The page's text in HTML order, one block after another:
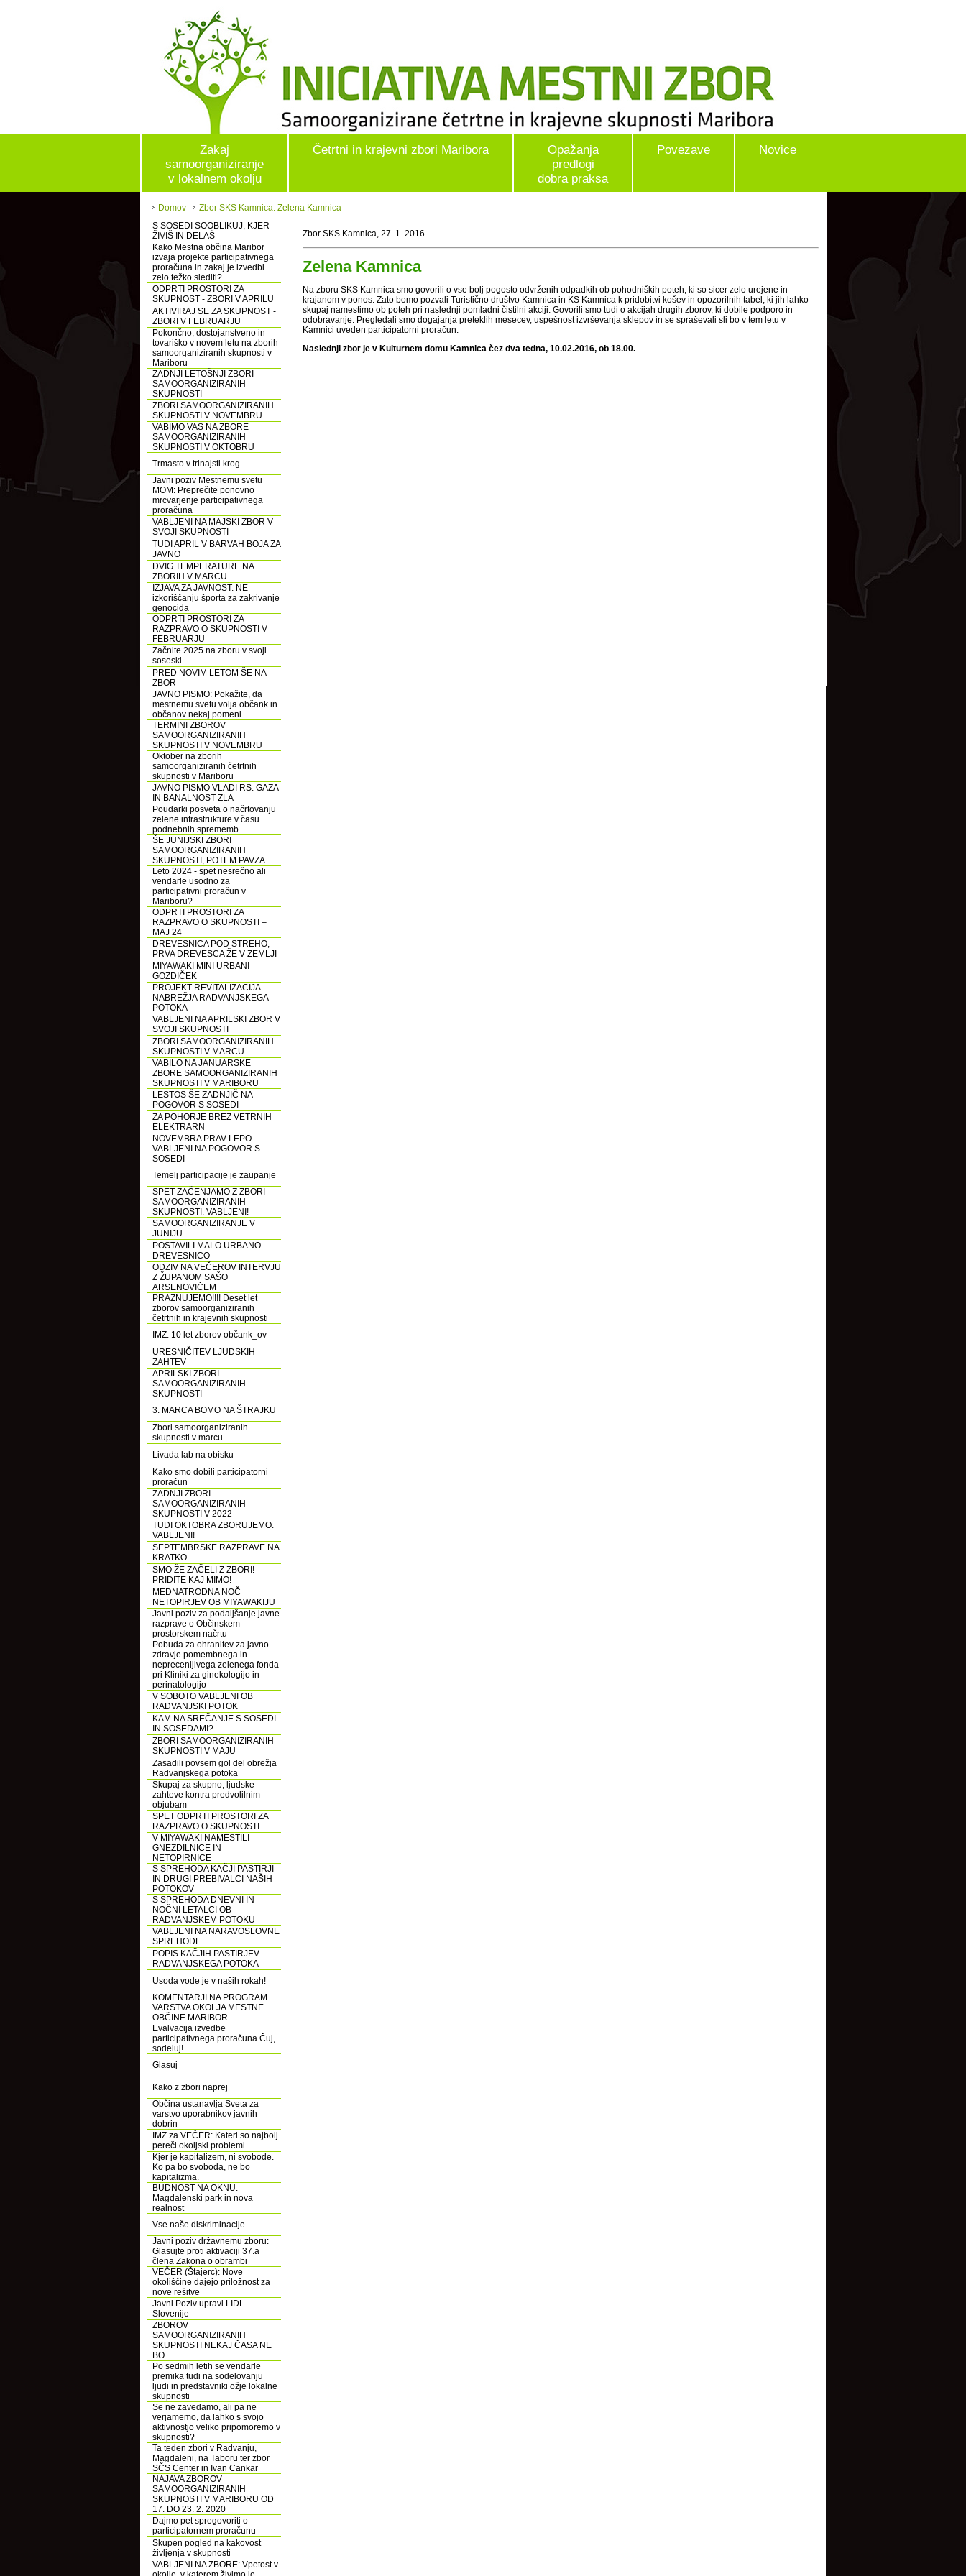
Zakaj
samoorganiziranje
v lokalnem okolju
Četrtni in krajevni zbori Maribora
Opažanja
predlogi
dobra praksa
Povezave Novice
Domov
Zbor SKS Kamnica: Zelena Kamnica
S SOSEDI SOOBLIKUJ, KJER
ŽIVIŠ IN DELAŠ
Kako Mestna občina Maribor
izvaja projekte participativnega
proračuna in zakaj je izvedbi
zelo težko slediti?
ODPRTI PROSTORI ZA
SKUPNOST - ZBORI V APRILU
AKTIVIRAJ SE ZA SKUPNOST -
ZBORI V FEBRUARJU
Pokončno, dostojanstveno in
tovariško v novem letu na zborih
samoorganiziranih skupnosti v
Mariboru
ZADNJI LETOŠNJI ZBORI
SAMOORGANIZIRANIH
SKUPNOSTI
ZBORI SAMOORGANIZIRANIH
SKUPNOSTI V NOVEMBRU
VABIMO VAS NA ZBORE
SAMOORGANIZIRANIH
SKUPNOSTI V OKTOBRU
Trmasto v trinajsti krog
Javni poziv Mestnemu svetu
MOM: Preprečite ponovno
mrcvarjenje participativnega
proračuna
VABLJENI NA MAJSKI ZBOR V
SVOJI SKUPNOSTI
TUDI APRIL V BARVAH BOJA ZA
JAVNO
DVIG TEMPERATURE NA
ZBORIH V MARCU
IZJAVA ZA JAVNOST: NE
izkoriščanju športa za zakrivanje
genocida
ODPRTI PROSTORI ZA
RAZPRAVO O SKUPNOSTI V
FEBRUARJU
Začnite 2025 na zboru v svoji
soseski
PRED NOVIM LETOM ŠE NA
ZBOR
JAVNO PISMO: Pokažite, da
mestnemu svetu volja občank in
občanov nekaj pomeni
TERMINI ZBOROV
SAMOORGANIZIRANIH
SKUPNOSTI V NOVEMBRU
Oktober na zborih
samoorganiziranih četrtnih
skupnosti v Mariboru
JAVNO PISMO VLADI RS: GAZA
IN BANALNOST ZLA
Poudarki posveta o načrtovanju
zelene infrastrukture v času
podnebnih sprememb
ŠE JUNIJSKI ZBORI
SAMOORGANIZIRANIH
SKUPNOSTI, POTEM PAVZA
Leto 2024 - spet nesrečno ali
vendarle usodno za
participativni proračun v
Mariboru?
ODPRTI PROSTORI ZA
RAZPRAVO O SKUPNOSTI –
MAJ 24
DREVESNICA POD STREHO,
PRVA DREVESCA ŽE V ZEMLJI
MIYAWAKI MINI URBANI
GOZDIČEK
PROJEKT REVITALIZACIJA
NABREŽJA RADVANJSKEGA
POTOKA
VABLJENI NA APRILSKI ZBOR V
SVOJI SKUPNOSTI
ZBORI SAMOORGANIZIRANIH
SKUPNOSTI V MARCU
VABILO NA JANUARSKE
ZBORE SAMOORGANIZIRANIH
SKUPNOSTI V MARIBORU
LESTOS ŠE ZADNJIČ NA
POGOVOR S SOSEDI
ZA POHORJE BREZ VETRNIH
ELEKTRARN
NOVEMBRA PRAV LEPO
VABLJENI NA POGOVOR S
SOSEDI
Temelj participacije je zaupanje
SPET ZAČENJAMO Z ZBORI
SAMOORGANIZIRANIH
SKUPNOSTI. VABLJENI!
SAMOORGANIZIRANJE V
JUNIJU
POSTAVILI MALO URBANO
DREVESNICO
ODZIV NA VEČEROV INTERVJU
Z ŽUPANOM SAŠO
ARSENOVIČEM
PRAZNUJEMO!!!! Deset let
zborov samoorganiziranih
četrtnih in krajevnih skupnosti
IMZ: 10 let zborov občank_ov
URESNIČITEV LJUDSKIH
ZAHTEV
APRILSKI ZBORI
SAMOORGANIZIRANIH
SKUPNOSTI
3. MARCA BOMO NA ŠTRAJKU
Zbori samoorganiziranih
skupnosti v marcu
Livada lab na obisku
Kako smo dobili participatorni
proračun
ZADNJI ZBORI
SAMOORGANIZIRANIH
SKUPNOSTI V 2022
TUDI OKTOBRA ZBORUJEMO.
VABLJENI!
SEPTEMBRSKE RAZPRAVE NA
KRATKO
SMO ŽE ZAČELI Z ZBORI!
PRIDITE KAJ MIMO!
MEDNATRODNA NOČ
NETOPIRJEV OB MIYAWAKIJU
Javni poziv za podaljšanje javne
razprave o Občinskem
prostorskem načrtu
Pobuda za ohranitev za javno
zdravje pomembnega in
neprecenljivega zelenega fonda
pri Kliniki za ginekologijo in
perinatologijo
V SOBOTO VABLJENI OB
RADVANJSKI POTOK
KAM NA SREČANJE S SOSEDI
IN SOSEDAMI?
ZBORI SAMOORGANIZIRANIH
SKUPNOSTI V MAJU
Zasadili povsem gol del obrežja
Radvanjskega potoka
Skupaj za skupno, ljudske
zahteve kontra predvolilnim
objubam
SPET ODPRTI PROSTORI ZA
RAZPRAVO O SKUPNOSTI
V MIYAWAKI NAMESTILI
GNEZDILNICE IN
NETOPIRNICE
S SPREHODA KAČJI PASTIRJI
IN DRUGI PREBIVALCI NAŠIH
POTOKOV
S SPREHODA DNEVNI IN
NOČNI LETALCI OB
RADVANJSKEM POTOKU
VABLJENI NA NARAVOSLOVNE
SPREHODE
POPIS KAČJIH PASTIRJEV
RADVANJSKEGA POTOKA
Usoda vode je v naših rokah!
KOMENTARJI NA PROGRAM
VARSTVA OKOLJA MESTNE
OBČINE MARIBOR
Evalvacija izvedbe
participativnega proračuna Čuj,
sodeluj!
Glasuj
Kako z zbori naprej
Občina ustanavlja Sveta za
varstvo uporabnikov javnih
dobrin
IMZ za VEČER: Kateri so najbolj
pereči okoljski problemi
Kjer je kapitalizem, ni svobode.
Ko pa bo svoboda, ne bo
kapitalizma.
BUDNOST NA OKNU:
Magdalenski park in nova
realnost
Vse naše diskriminacije
Javni poziv državnemu zboru:
Glasujte proti aktivaciji 37.a
člena Zakona o obrambi
VEČER (Štajerc): Nove
okoliščine dajejo priložnost za
nove rešitve
Javni Poziv upravi LIDL
Slovenije
ZBOROV
SAMOORGANIZIRANIH
SKUPNOSTI NEKAJ ČASA NE
BO
Po sedmih letih se vendarle
premika tudi na sodelovanju
ljudi in predstavniki ožje lokalne
skupnosti
Se ne zavedamo, ali pa ne
verjamemo, da lahko s svojo
aktivnostjo veliko pripomoremo v
skupnosti?
Ta teden zbori v Radvanju,
Magdaleni, na Taboru ter zbor
SČS Center in Ivan Cankar
NAJAVA ZBOROV
SAMOORGANIZIRANIH
SKUPNOSTI V MARIBORU OD
17. DO 23. 2. 2020
Dajmo pet spregovoriti o
participatornem proračunu
Skupen pogled na kakovost
življenja v skupnosti
VABLJENI NA ZBORE: Vpetost v
Zbor SKS Kamnica, 27. 1. 2016
Zelena Kamnica
Na zboru SKS Kamnica smo govorili o vse bolj pogosto odvrženih odpadkih ob pohodniških poteh, ki so sicer zelo urejene in
krajanom v ponos. Zato bomo pozvali Turistično društvo Kamnica in KS Kamnica k pridobitvi košev in opozorilnih tabel, ki jih lahko
skupaj namestimo ob poteh pri naslednji pomladni čistilni akciji. Govorili smo tudi o akcijah drugih zborov, ki dobile podporo in
odobravanje. Pregledali smo dogajanja preteklih mesecev, uspešnost izvrševanja sklepov in se spraševali sli bo v tem letu v
Kamnici uveden participatorni proračun.
Naslednji zbor je v Kulturnem domu Kamnica čez dva tedna, 10.02.2016, ob 18.00.